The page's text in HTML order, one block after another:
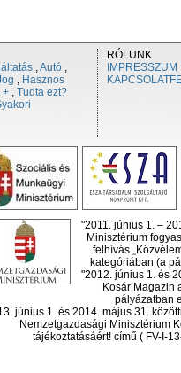
,Autó ,
, Hasznos
+ , Tudta ezt?
RÓLUNK
IMPRESSZUM
"2011. június 1. –
Minisztérium
felhívás
kategóriában (a
"2012. június 1. és
Kosár Magazin
pályázatban
június 1. és 2014. május 31.
Nemzetgazdasági Minisztérium
tájékoztatásáért! című ( FV-I-